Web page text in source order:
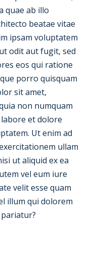
quae ab illo
beatae vitae
ipsam voluptatem
odit aut fugit, sed
eos qui ratione
porro quisquam
sit amet,
non numquam
et dolore
Ut enim ad
ullam
ut aliquid ex ea
vel eum iure
velit esse quam
illum qui dolorem